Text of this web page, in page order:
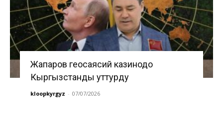
Жапаров геосаясий казинодо
Кыргызстанды уттурду
kloopkyrgyz - 07/07/2026